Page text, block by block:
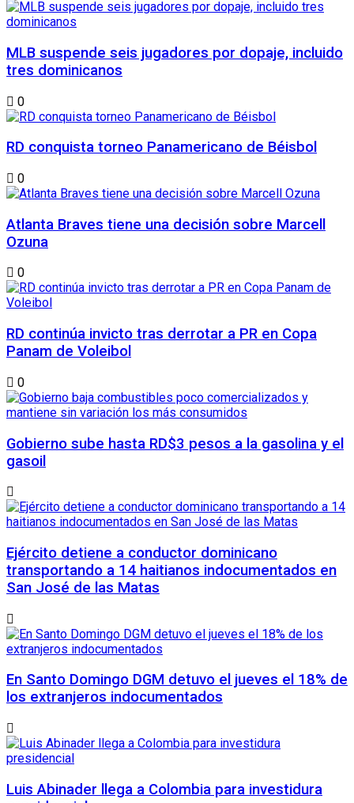
MLB suspende seis jugadores por dopaje, incluido
tres dominicanos
0
RD conquista torneo Panamericano de Béisbol
0
Atlanta Braves tiene una decisión sobre Marcell
Ozuna
0
RD continúa invicto tras derrotar a PR en Copa
Panam de Voleibol
0
Gobierno sube hasta RD$3 pesos a la gasolina y el
gasoil
Ejército detiene a conductor dominicano
transportando a 14 haitianos indocumentados en
San José de las Matas
En Santo Domingo DGM detuvo el jueves el 18% de
los extranjeros indocumentados
Luis Abinader llega a Colombia para investidura